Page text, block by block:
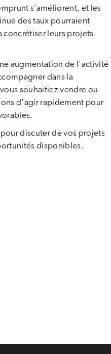
s’améliorent, et les
des taux pourraient
concrétiser leurs projets
augmentation de l'activité
dans la
souhaitiez vendre ou
d'agir rapidement pour
discuter de vos projets
disponibles.